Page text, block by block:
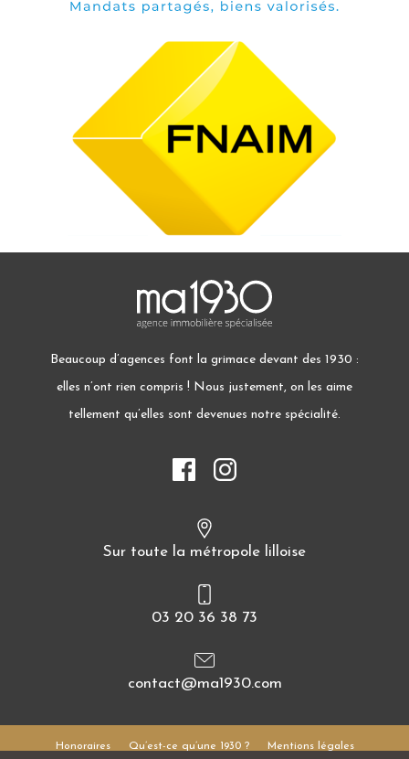
Beaucoup d’agences font la grimace devant des 1930 :
elles n’ont rien compris ! Nous justement, on les aime
tellement qu’elles sont devenues notre spécialité.
Sur toute la métropole lilloise
03 20 36 38 73
contact@ma1930.com
Honoraires Qu’est-ce qu’une 1930 ? Mentions légales